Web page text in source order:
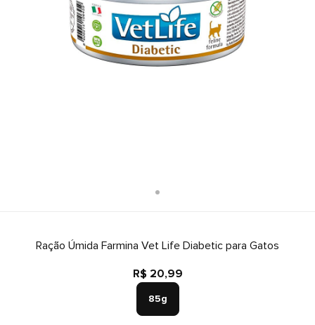
Ração Úmida Farmina Vet Life Diabetic para Gatos
R$ 20,99
85g